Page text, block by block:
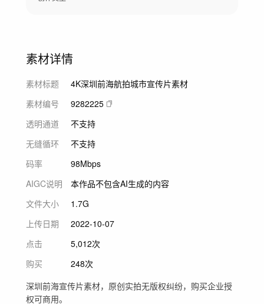
素材详情
素材标题
4K深圳前海航拍城市宣传片素材
素材编号
9282225
透明通道
不支持
无缝循环
不支持
码率
98Mbps
AIGC说明
本作品不包含AI生成的内容
文件大小
1.7G
上传日期
2022-10-07
点击
5,012次
购买
248次
深圳前海宣传片素材，原创实拍无版权纠纷，购买企业授
权可商用。